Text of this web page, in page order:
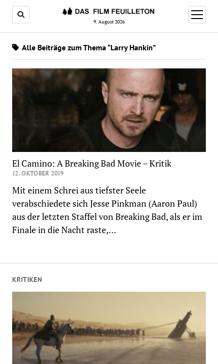
9. August 2026
Menü
öffnen
KRITIKEN
Alle Beiträge zum Thema “Larry Hankin”
El Camino: A Breaking Bad Movie – Kritik
12. OKTOBER 2019
Mit einem Schrei aus tiefster Seele
verabschiedete sich Jesse Pinkman (Aaron Paul)
aus der letzten Staffel von Breaking Bad, als er im
Finale in die Nacht raste,…